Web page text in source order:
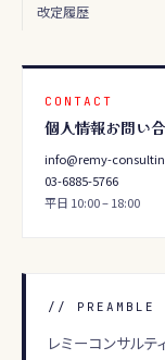
改定履歴
CONTACT
個人情報お問い
info@remy-
03-6885-5766
平日 10:00 – 18:00
// PREAMBLE
レミーコンサルテ